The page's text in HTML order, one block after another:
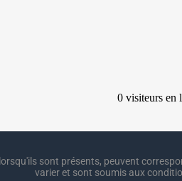
sont présents, peuvent
varier et sont soumis aux